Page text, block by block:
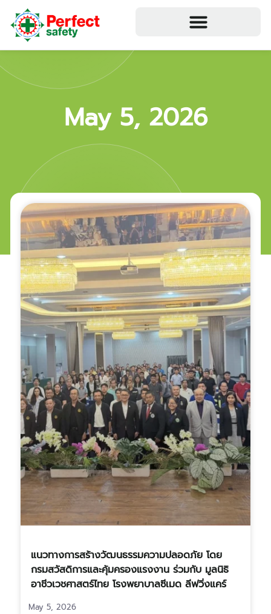
May 5, 2026
แนวทางการสร้างวัฒนธรรมความปลอดภัย โดย
กรมสวัสดิการและคุ้มครองแรงงาน ร่วมกับ มูลนิธิ
อาชีวเวชศาสตร์ไทย โรงพยาบาลซีเมด ลีฟวิ่งแคร์
May 5, 2026